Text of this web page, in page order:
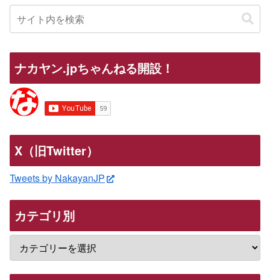
ナカヤン.jpちゃんねる開設！
X（旧Twitter）
Tweets by NakayanJP
カテゴリ別